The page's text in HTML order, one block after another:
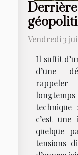
Vendredi 3
Il suffit
d’une
rappeler
technique
c’est une
quelque
tensions